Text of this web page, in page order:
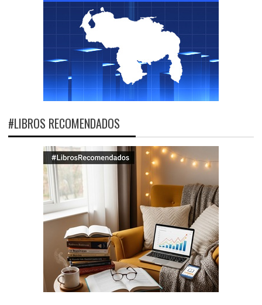
#LIBROS RECOMENDADOS